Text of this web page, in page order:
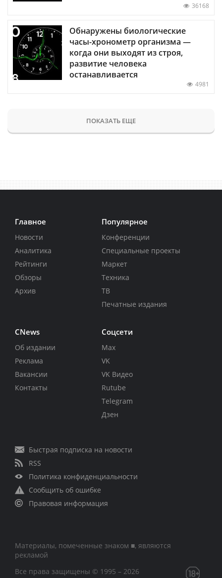
36168
Обнаружены биологические
часы-хронометр организма —
когда они выходят из строя,
развитие человека
останавливается
4981
ПОКАЗАТЬ ЕЩЕ
Главное
Новости
Аналитика
Рейтинги
Обзоры
Архив
Популярное
Конференции
Специальные проекты
Маркет
Техника
ТВ
Печатные издания
CNews
Об издании
Реклама
Вакансии
Контакты
Соцсети
Max
VK
VK Видео
Rutube
Telegram
Дзен
Быстрая подписка на новости
RSS
Политика конфиденциальности
Сообщить об ошибке
Правовая информация
Материалы, помеченные знаком ■, являются
рекламой
Все права защищены © 1995 – 2026